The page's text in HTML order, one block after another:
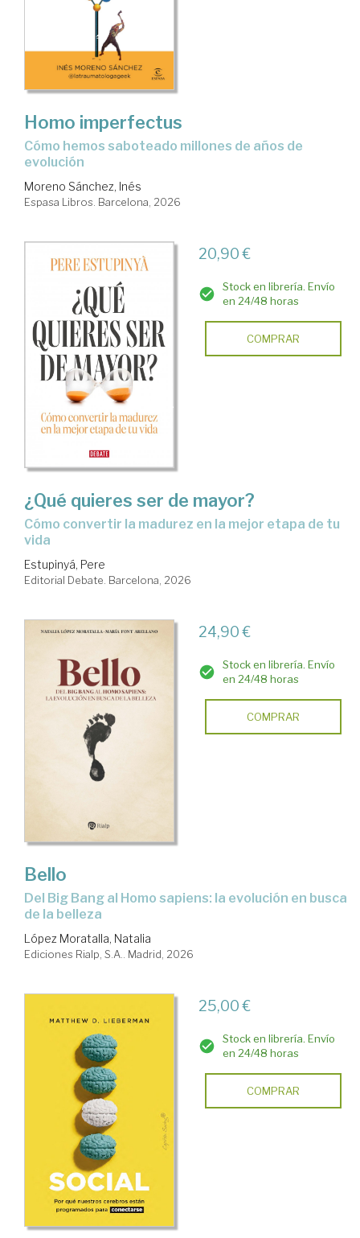
Homo imperfectus
Cómo hemos saboteado millones de años de
evolución
Moreno Sánchez, Inés
Espasa Libros. Barcelona, 2026
20,90 €
Stock en librería. Envío
en 24/48 horas
COMPRAR
¿Qué quieres ser de mayor?
Cómo convertir la madurez en la mejor etapa de tu
vida
Estupinyá, Pere
Editorial Debate. Barcelona, 2026
24,90 €
Stock en librería. Envío
en 24/48 horas
COMPRAR
Bello
Del Big Bang al Homo sapiens: la evolución en busca
de la belleza
López Moratalla, Natalia
Ediciones Rialp, S.A.. Madrid, 2026
25,00 €
Stock en librería. Envío
en 24/48 horas
COMPRAR